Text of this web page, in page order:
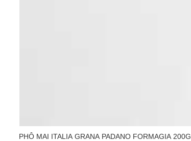
PHÔ MAI ITALIA GRANA PADANO FORMAGIA 200G